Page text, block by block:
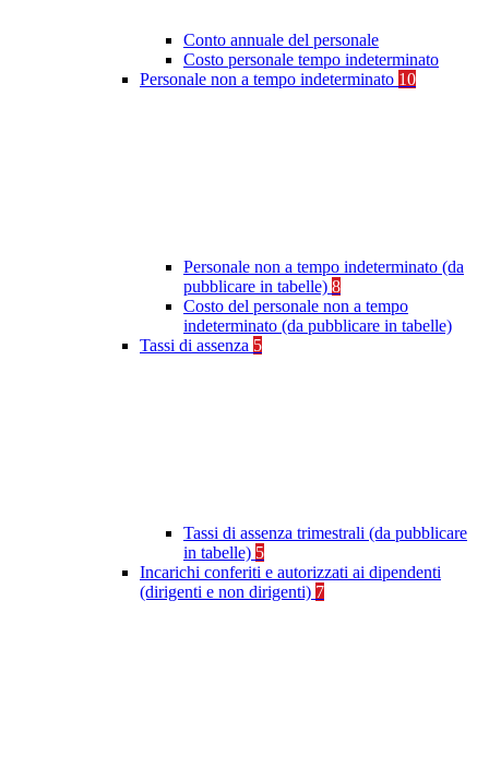
Conto annuale del personale
Costo personale tempo indeterminato
Personale non a tempo indeterminato 10
Personale non a tempo indeterminato (da
pubblicare in tabelle) 8
Costo del personale non a tempo
indeterminato (da pubblicare in tabelle)
Tassi di assenza 5
Tassi di assenza trimestrali (da pubblicare
in tabelle) 5
Incarichi conferiti e autorizzati ai dipendenti
(dirigenti e non dirigenti) 7